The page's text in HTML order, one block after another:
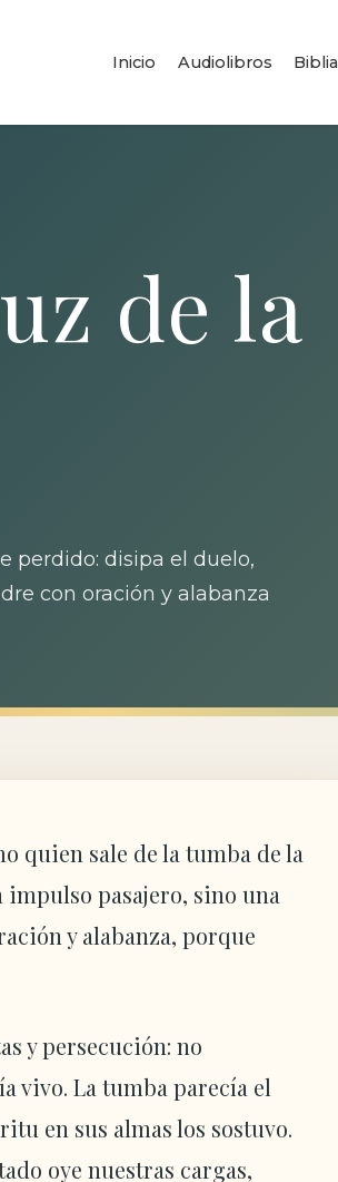
Inicio Audiolibros Biblia
de la
perdido: disipa el duelo,
con oración y alabanza
quien sale de la tumba de la
pasajero, sino una
y alabanza, porque
y persecución: no
vivo. La tumba parecía el
en sus almas los sostuvo.
oye nuestras cargas,